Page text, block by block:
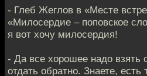
- Глеб Жеглов в «Месте
«Милосердие – поповское
я вот хочу милосердия!
- Да все хорошее надо взять
отдать обратно. Знаете, есть